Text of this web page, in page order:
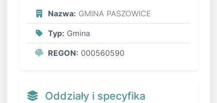
Nazwa: GMINA PASZOWICE
Typ: Gmina
REGON: 000560590
Oddziały i specyfika